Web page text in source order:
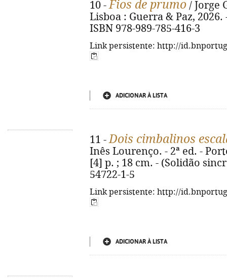
10 -Fios de prumo / Jorge
Lisboa : Guerra & Paz, 2026.
ISBN 978-989-785-416-3
Link persistente: http://
ADICIONAR À LISTA
11 -Dois cimbalinos
Inês Lourenço. - 2ª ed. -
[4] p. ; 18 cm. - (Solidão
54722-1-5
Link persistente: http://
ADICIONAR À LISTA